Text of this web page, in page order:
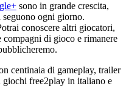
sono in grande crescita,
ogni giorno.
conoscere altri giocatori,
di gioco e rimanere
centinaia di gameplay, trailer
free2play in italiano e